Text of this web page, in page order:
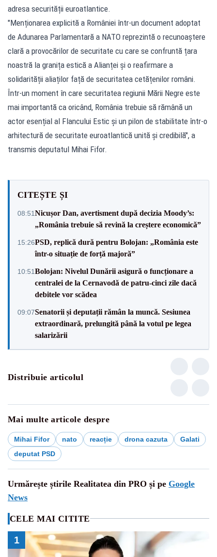
adresa securității euroatlantice.
"Menționarea explicită a României într-un document adoptat
de Adunarea Parlamentară a NATO reprezintă o recunoaștere
clară a provocărilor de securitate cu care se confruntă țara
noastră la granița estică a Alianței și o reafirmare a
solidarității aliaților față de securitatea cetățenilor români.
Într-un moment în care securitatea regiunii Mării Negre este
mai importantă ca oricând, România trebuie să rămână un
actor esențial al Flancului Estic și un pilon de stabilitate într-o
arhitectură de securitate euroatlantică unită și credibilă", a
transmis deputatul Mihai Fifor.
CITEȘTE ȘI
08:51Nicușor Dan, avertisment după decizia Moody’s:
„România trebuie să revină la creștere economică”
15:26PSD, replică dură pentru Bolojan: „România este
într-o situație de forță majoră”
10:51Bolojan: Nivelul Dunării asigură o funcționare a
centralei de la Cernavodă de patru-cinci zile dacă
debitele vor scădea
09:07Senatorii și deputații rămân la muncă. Sesiunea
extraordinară, prelungită până la votul pe legea
salarizării
Distribuie articolul
Mai multe articole despre
Mihai Fifor nato reacție drona cazuta
Galati
deputat PSD
Urmărește știrile Realitatea din PRO și pe Google
News
CELE MAI CITITE
1